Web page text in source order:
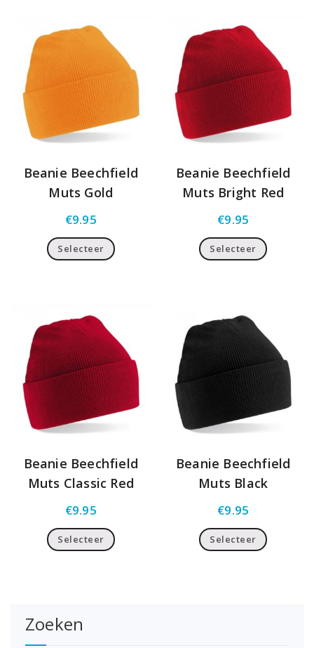
Beanie Beechfield
Muts Gold
€9.95
Selecteer
Beanie Beechfield
Muts Bright Red
€9.95
Selecteer
Beanie Beechfield
Muts Classic Red
€9.95
Selecteer
Beanie Beechfield
Muts Black
€9.95
Selecteer
Zoeken